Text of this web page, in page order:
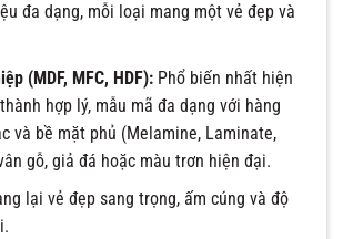
đa dạng, mỗi loại mang một vẻ đẹp và
(MDF, MFC, HDF):Phổ biến nhất hiện
hợp lý, mẫu mã đa dạng với hàng
và bề mặt phủ (Melamine, Laminate,
gỗ, giả đá hoặc màu trơn hiện đại.
lại vẻ đẹp sang trọng, ấm cúng và độ